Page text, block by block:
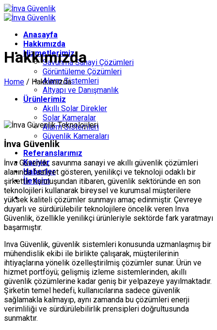
İçeriğe
atla
Anasayfa
Hakkımızda
Hizmetlerimiz
Savunma Sanayi Çözümleri
Görüntüleme Çözümleri
Alarm Sistemleri
Altyapı ve Danışmanlık
Ürünlerimiz
Akıllı Solar Direkler
Solar Kameralar
Alarm Sistemleri
Güvenlik Kameraları
Referanslarımız
Kariyer
Haberler
İletişim
Hakkımızda
Home / Hakkımızda
İnva Güvenlik
İnva Güvenlik, savunma sanayi ve akıllı güvenlik çözümleri
alanında faaliyet gösteren, yenilikçi ve teknoloji odaklı bir
şirkettir. Kuruluşundan itibaren, güvenlik sektöründe en son
teknolojileri kullanarak bireysel ve kurumsal müşterilere
yüksek kaliteli çözümler sunmayı amaç edinmiştir. Çevreye
duyarlı ve sürdürülebilir teknolojilere öncelik veren Inva
Güvenlik, özellikle yenilikçi ürünleriyle sektörde fark yaratmayı
başarmıştır.
Inva Güvenlik, güvenlik sistemleri konusunda uzmanlaşmış bir
mühendislik ekibi ile birlikte çalışarak, müşterilerinin
ihtiyaçlarına yönelik özelleştirilmiş çözümler sunar. Ürün ve
hizmet portföyü; gelişmiş izleme sistemlerinden, akıllı
güvenlik çözümlerine kadar geniş bir yelpazeye yayılmaktadır.
Şirketin temel hedefi, kullanıcılarına sadece güvenlik
sağlamakla kalmayıp, aynı zamanda bu çözümleri enerji
verimliliği ve sürdürülebilirlik prensipleri doğrultusunda
sunmaktır.